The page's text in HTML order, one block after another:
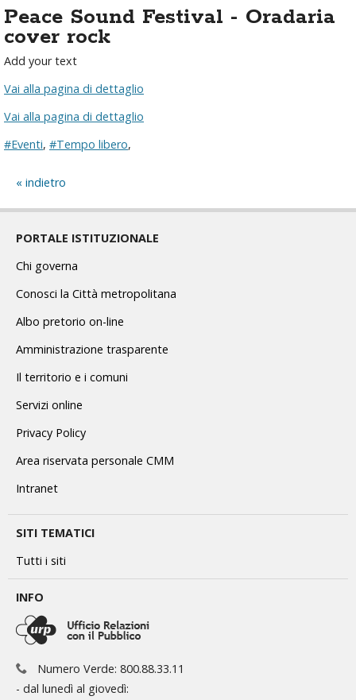
Peace Sound Festival - Oradaria
cover rock
Add your text
Vai alla pagina di dettaglio
Vai alla pagina di dettaglio
#Eventi, #Tempo libero,
indietro
PORTALE ISTITUZIONALE
Chi governa
Conosci la Città metropolitana
Albo pretorio on-line
Amministrazione trasparente
Il territorio e i comuni
Servizi online
Privacy Policy
Area riservata personale CMM
Intranet
SITI TEMATICI
Tutti i siti
INFO
Numero Verde: 800.88.33.11
- dal lunedì al giovedì: